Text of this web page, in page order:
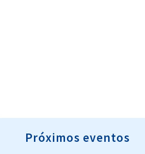
Próximos eventos